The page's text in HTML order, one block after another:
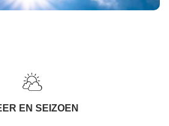
EN SEIZOEN